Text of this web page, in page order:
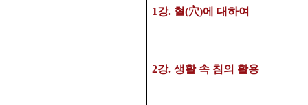
1강. 혈(穴)에 대하여
2강. 생활 속 침의 활용